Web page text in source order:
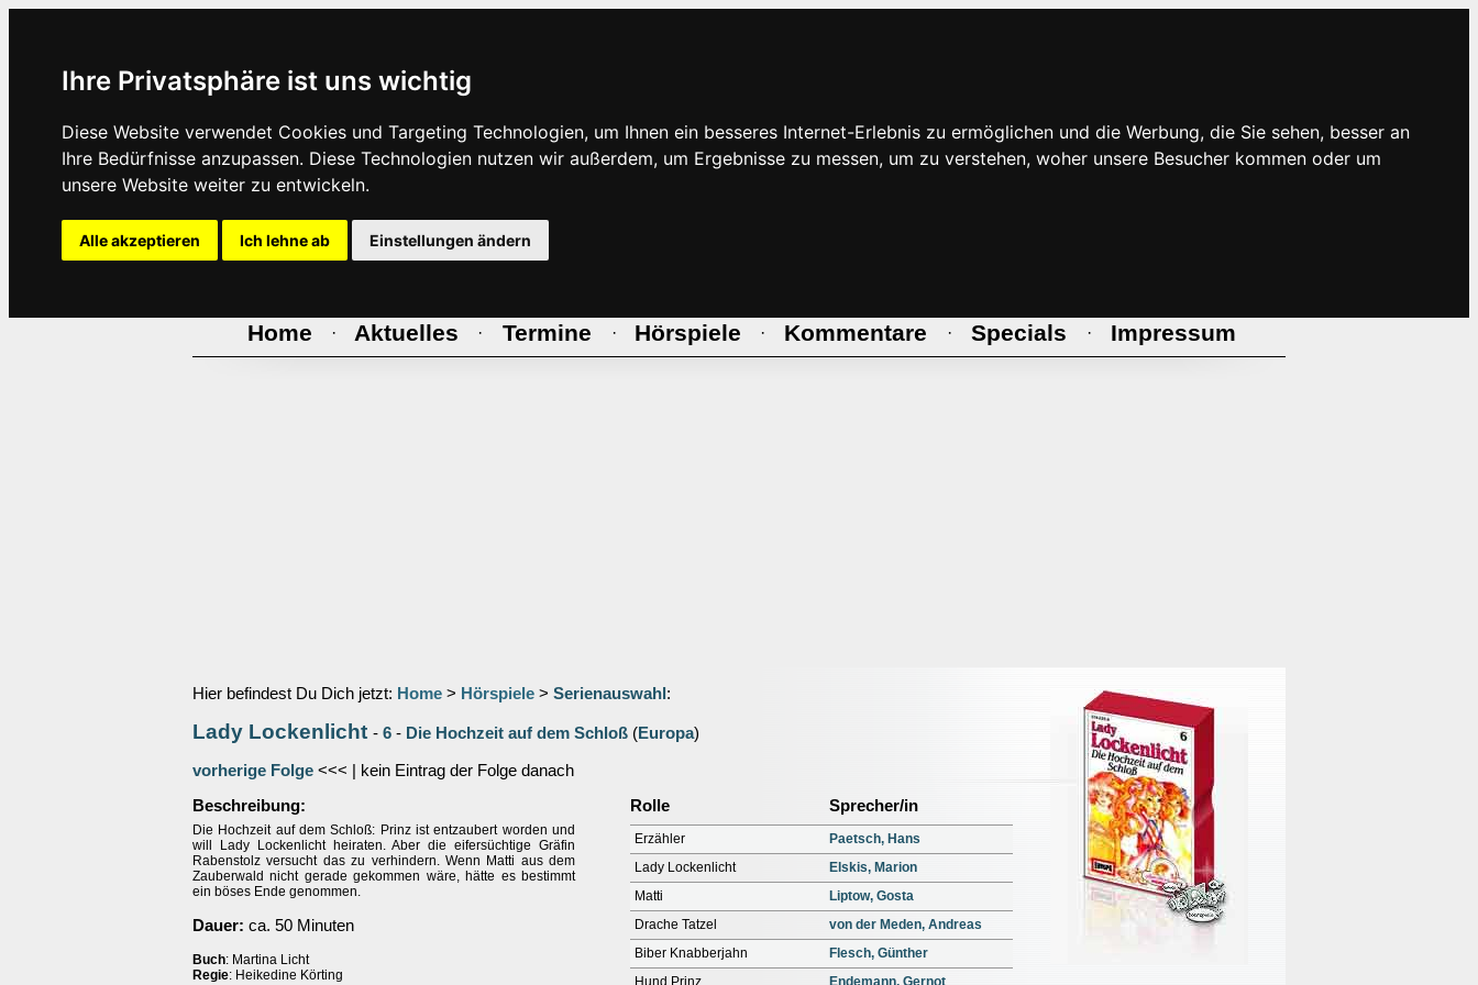
Ihre Privatsphäre ist uns wichtig
Diese Website verwendet Cookies und Targeting Technologien, um Ihnen ein besseres Internet-Erlebnis zu ermöglichen und die Werbung, die Sie sehen, besser an
Ihre Bedürfnisse anzupassen. Diese Technologien nutzen wir außerdem, um Ergebnisse zu messen, um zu verstehen, woher unsere Besucher kommen oder um
unsere Website weiter zu entwickeln.
Alle akzeptieren Ich lehne ab Einstellungen ändern
Home · Aktuelles · Termine · Hörspiele · Kommentare · Specials · Impressum
Hier befindest Du Dich jetzt: Home > Hörspiele > Serienauswahl :
Lady Lockenlicht - 6 - Die Hochzeit auf dem Schloß (Europa)
vorherige Folge <<< | kein Eintrag der Folge danach
Beschreibung:
Die Hochzeit auf dem Schloß: Prinz ist entzaubert worden und
will Lady Lockenlicht heiraten. Aber die eifersüchtige Gräfin
Rabenstolz versucht das zu verhindern. Wenn Matti aus dem
Zauberwald nicht gerade gekommen wäre, hätte es bestimmt
ein böses Ende genommen.
Dauer: ca. 50 Minuten
Buch: Martina Licht
Regie: Heikedine Körting
Rolle Sprecher/in
Erzähler
Paetsch, Hans
Lady Lockenlicht
Elskis, Marion
Matti
Liptow, Gosta
Drache Tatzel
von der Meden, Andreas
Biber Knabberjahn
Flesch, Günther
Hund Prinz
Endemann, Gernot